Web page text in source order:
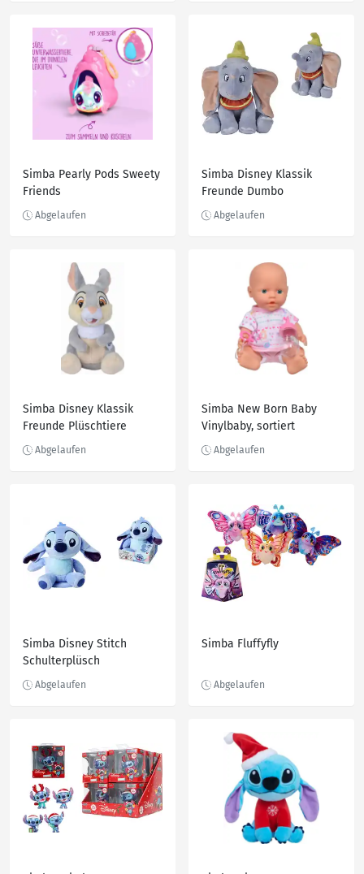
Simba Pearly Pods Sweety
Friends
Simba Disney Klassik
Freunde Dumbo
Simba Disney Klassik
Freunde Plüschtiere
Simba New Born Baby
Vinylbaby, sortiert
Simba Disney Stitch
Schulterplüsch
Simba Fluffyfly